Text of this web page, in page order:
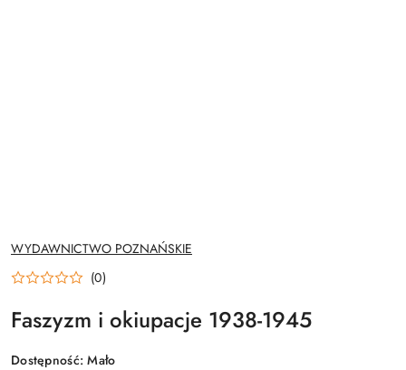
NAZWA
PRODUCENTA:
WYDAWNICTWO POZNAŃSKIE
(0)
Faszyzm i okiupacje 1938-1945
Dostępność:Mało